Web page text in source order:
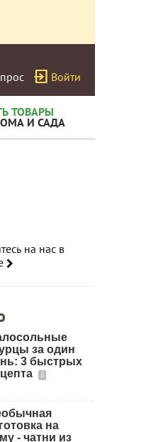
Войти
ТОВАРЫ
И САДА
на нас в
за один
3 быстрых
5
на
- чатни из